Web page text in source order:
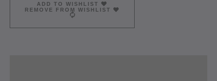
ADD TO WISHLIST
REMOVE FROM WISHLIST